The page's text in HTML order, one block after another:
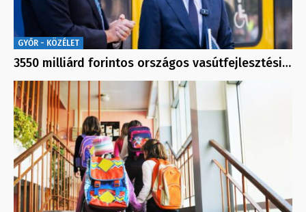
GYŐR - KÖZÉLET
3550 milliárd forintos országos vasútfejlesztési…